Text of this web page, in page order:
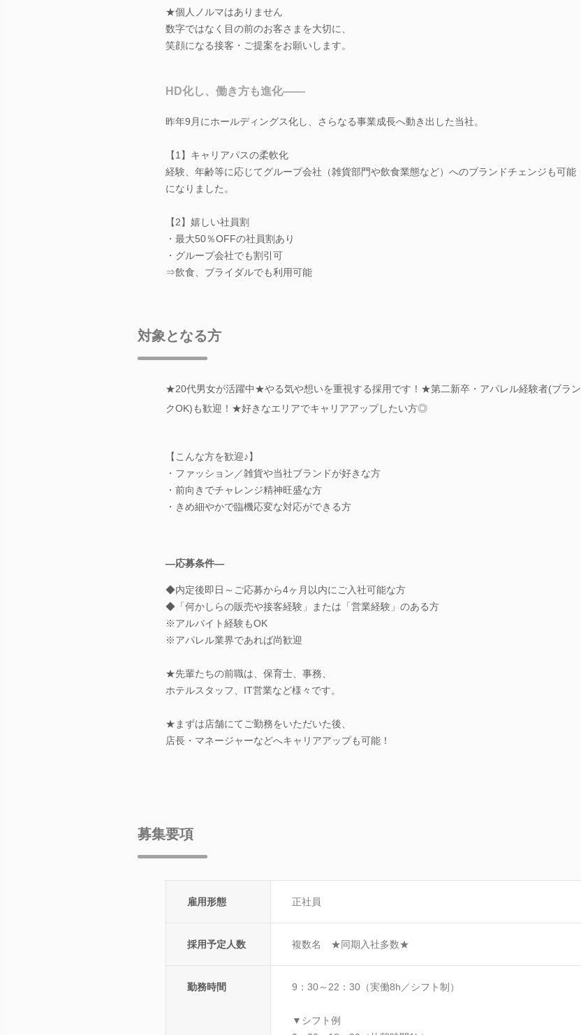
★個人ノルマはありません
数字ではなく目の前のお客さまを大切に、
笑顔になる接客・ご提案をお願いします。
HD化し、働き方も進化――
昨年9月にホールディングス化し、さらなる事業成長へ動き出した当社。
【1】キャリアパスの柔軟化
経験、年齢等に応じてグループ会社（雑貨部門や飲食業態など）へのブランドチェンジも可能
になりました。
【2】嬉しい社員割
・最大50％OFFの社員割あり
・グループ会社でも割引可
⇒飲食、ブライダルでも利用可能
対象となる方
★20代男女が活躍中★やる気や想いを重視する採用です！★第二新卒・アパレル経験者(ブラン
クOK)も歓迎！★好きなエリアでキャリアアップしたい方◎
【こんな方を歓迎♪】
・ファッション／雑貨や当社ブランドが好きな方
・前向きでチャレンジ精神旺盛な方
・きめ細やかで臨機応変な対応ができる方
―応募条件―
◆内定後即日～ご応募から4ヶ月以内にご入社可能な方
◆「何かしらの販売や接客経験」または「営業経験」のある方
※アルバイト経験もOK
※アパレル業界であれば尚歓迎
★先輩たちの前職は、保育士、事務、
ホテルスタッフ、IT営業など様々です。
★まずは店舗にてご勤務をいただいた後、
店長・マネージャーなどへキャリアアップも可能！
募集要項
雇用形態 正社員
採用予定人数 複数名 ★同期入社多数★
勤務時間 9：30～22：30（実働8h／シフト制）
▼シフト例